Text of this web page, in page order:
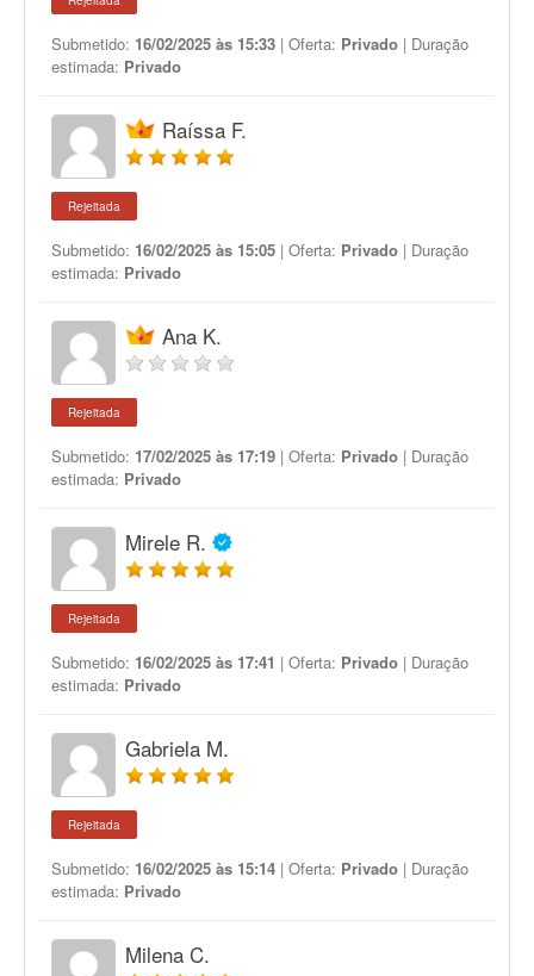
Submetido: 16/02/2025 às 15:33 | Oferta: Privado | Duração
estimada: Privado
Raíssa F.
Rejeitada
Submetido: 16/02/2025 às 15:05 | Oferta: Privado | Duração
estimada: Privado
Ana K.
Rejeitada
Submetido: 17/02/2025 às 17:19 | Oferta: Privado | Duração
estimada: Privado
Mirele R.
Rejeitada
Submetido: 16/02/2025 às 17:41 | Oferta: Privado | Duração
estimada: Privado
Gabriela M.
Rejeitada
Submetido: 16/02/2025 às 15:14 | Oferta: Privado | Duração
estimada: Privado
Milena C.